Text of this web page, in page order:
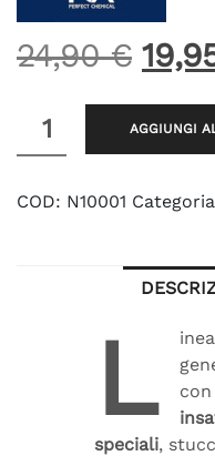
24,90€ Il
era:
Lady
220
AGGIUNGI
COD: N10001
L
con
speciali,